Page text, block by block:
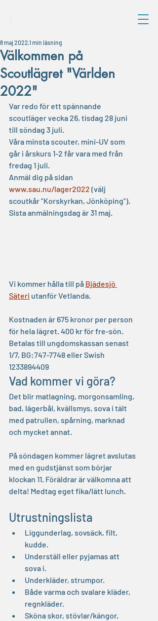
Välkommen på
Scoutlägret "Världen
2022"
8 maj 2022 1 min läsning
Var redo för ett spännande
scoutläger vecka 26, tisdag 28 juni
till söndag 3 juli.
Våra minsta scouter, mini-UV som
går i årskurs 1-2 får vara med från
fredag 1 juli.
Anmäl dig på sidan
www.sau.nu/lager2022 (välj
scoutkår ”Korskyrkan, Jönköping”).
Sista anmälningsdag är 31 maj.
Vi kommer hålla till på Bjädesjö
Säteri utanför Vetlanda.
Kostnaden är 675 kronor per person
för hela lägret. 400 kr för fre-sön.
Betalas till ungdomskassan senast
1/7, BG:747-7748 eller Swish
1233894409
Vad kommer vi göra?
Det blir matlagning, morgonsamling,
bad, lägerbål, kvällsmys, sova i tält
med patrullen, spårning, marknad
och mycket annat.
På söndagen kommer lägret avslutas
med en gudstjänst som börjar
klockan 11. Föräldrar är välkomna att
delta! Medtag eget fika/lätt lunch.
Utrustningslista
Liggunderlag, sovsäck, filt,
kudde.
Underställ eller pyjamas att
sova i.
Underkläder, strumpor.
Både varma och svalare kläder,
regnkläder.
Sköna skor, stövlar/kängor,